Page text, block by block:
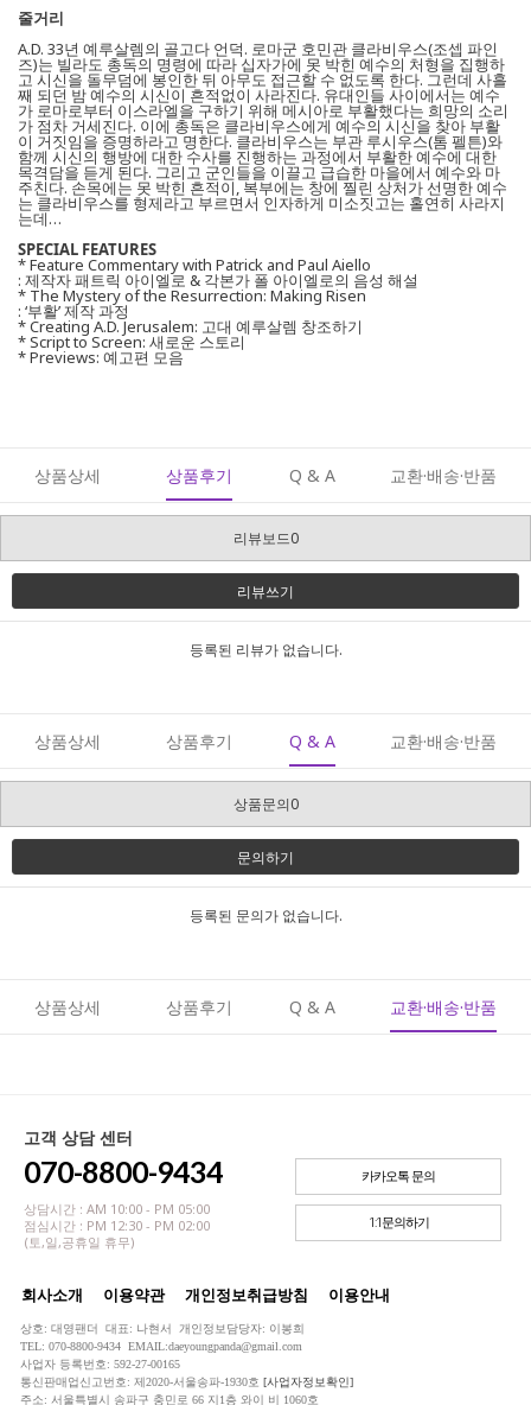
줄거리
A.D. 33년 예루살렘의 골고다 언덕. 로마군 호민관 클라비우스(조셉 파인
즈)는 빌라도 총독의 명령에 따라 십자가에 못 박힌 예수의 처형을 집행하
고 시신을 돌무덤에 봉인한 뒤 아무도 접근할 수 없도록 한다. 그런데 사흘
째 되던 밤 예수의 시신이 흔적없이 사라진다. 유대인들 사이에서는 예수
가 로마로부터 이스라엘을 구하기 위해 메시아로 부활했다는 희망의 소리
가 점차 거세진다. 이에 총독은 클라비우스에게 예수의 시신을 찾아 부활
이 거짓임을 증명하라고 명한다. 클라비우스는 부관 루시우스(톰 펠튼)와
함께 시신의 행방에 대한 수사를 진행하는 과정에서 부활한 예수에 대한
목격담을 듣게 된다. 그리고 군인들을 이끌고 급습한 마을에서 예수와 마
주친다. 손목에는 못 박힌 흔적이, 복부에는 창에 찔린 상처가 선명한 예수
는 클라비우스를 형제라고 부르면서 인자하게 미소짓고는 홀연히 사라지
는데…
SPECIAL FEATURES
* Feature Commentary with Patrick and Paul Aiello
: 제작자 패트릭 아이엘로 & 각본가 폴 아이엘로의 음성 해설
* The Mystery of the Resurrection: Making Risen
: ‘부활’ 제작 과정
* Creating A.D. Jerusalem: 고대 예루살렘 창조하기
* Script to Screen: 새로운 스토리
* Previews: 예고편 모음
상품상세 상품후기 Q & A 교환·배송·반품
리뷰보드0
리뷰쓰기
등록된 리뷰가 없습니다.
상품상세 상품후기 Q & A 교환·배송·반품
상품문의0
문의하기
등록된 문의가 없습니다.
상품상세 상품후기 Q & A 교환·배송·반품
고객 상담 센터
070-8800-9434
상담시간 : AM 10:00 - PM 05:00
점심시간 : PM 12:30 - PM 02:00
(토,일,공휴일 휴무)
카카오톡 문의
1:1문의하기
회사소개 이용약관 개인정보취급방침 이용안내
상호: 대영팬더 대표: 나현서 개인정보담당자: 이봉희
TEL: 070-8800-9434 EMAIL:daeyoungpanda@gmail.com
사업자 등록번호: 592-27-00165
통신판매업신고번호: 제2020-서울송파-1930호 [사업자정보확인]
주소: 서울특별시 송파구 충민로 66 지1층 와이 비 1060호